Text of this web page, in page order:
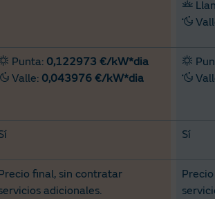
Punta: 0,122973 €/kW*dia
Valle: 0,043976 €/kW*dia
Sí
final, sin contratar
adicionales.